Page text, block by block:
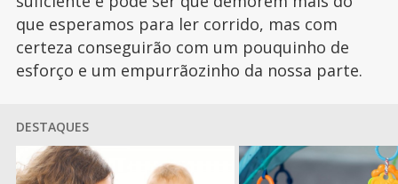
que esperamos para ler corrido, mas com
certeza conseguirão com um pouquinho de
esforço e um empurrãozinho da nossa parte.
DESTAQUES